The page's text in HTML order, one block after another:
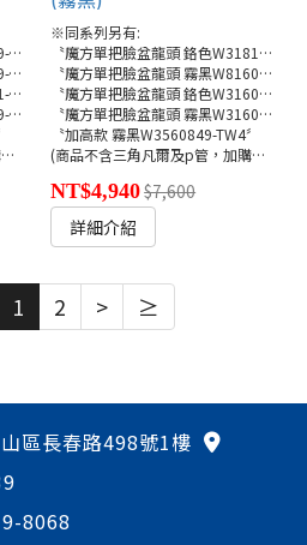
※同系列另有:
〝魔方單把臉盆龍頭 鉻色W3181701-TW4〞
〝魔方單把臉盆龍頭 霧黑W8160849-TW4〞
〝魔方單把臉盆龍頭 鉻色W3160801-TW4〞
〝魔方單把臉盆龍頭 霧黑W3160849-TW4〞
〝加高款 霧黑W3560849-TW4〞
(商品不含三角凡爾及p管，加購另計900元)
NT$4,940$7,600
詳細介紹
1 2 > ≥
區長春路498號1樓
8068